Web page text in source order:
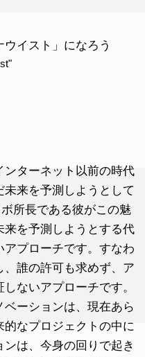
イスト」になろう
ターネット以前の時代
来を予測しようとして
所長である彼がこの魅
を予測しようとする代
プローチです。すなわ
誰の許可も求めず、ア
ないアプローチです。
ーションは、現在あら
なプロジェクトの中に
は、今身の回りで起き